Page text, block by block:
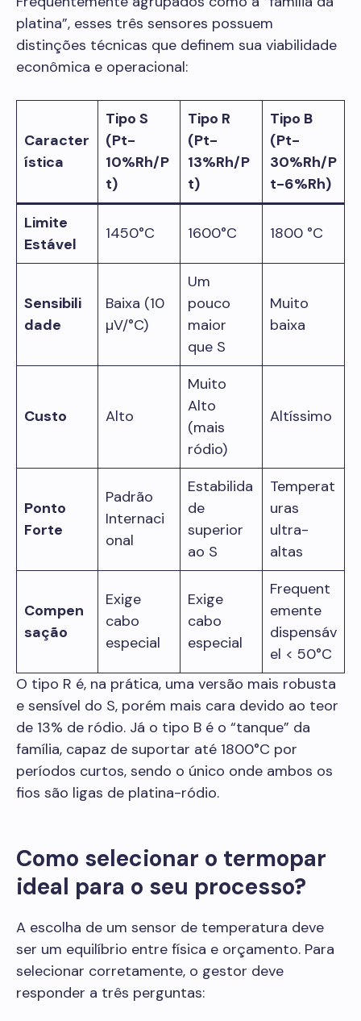
platina”, esses três sensores possuem
distinções técnicas que definem sua viabilidade
econômica e operacional:
Caracter
ística
Tipo S
(Pt-
10%Rh/P
t)
Tipo R
(Pt-
13%Rh/P
t)
Tipo B
(Pt-
30%Rh/P
t-6%Rh)
Limite
Estável
1450°C 1600°C 1800 °C
Sensibili
dade
Baixa (10
µV/°C)
Um
pouco
maior
que S
Muito
baixa
Custo Alto
Muito
Alto
(mais
ródio)
Altíssimo
Ponto
Forte
Padrão
Internaci
onal
Estabilida
de
superior
ao S
Temperat
uras
ultra-
altas
Compen
sação
Exige
cabo
especial
Exige
cabo
especial
Frequent
emente
dispensáv
el < 50°C
O tipo R é, na prática, uma versão mais robusta
e sensível do S, porém mais cara devido ao teor
de 13% de ródio. Já o tipo B é o “tanque” da
família, capaz de suportar até 1800°C por
períodos curtos, sendo o único onde ambos os
fios são ligas de platina-ródio.
Como selecionar o termopar
ideal para o seu processo?
A escolha de um sensor de temperatura deve
ser um equilíbrio entre física e orçamento. Para
selecionar corretamente, o gestor deve
responder a três perguntas: